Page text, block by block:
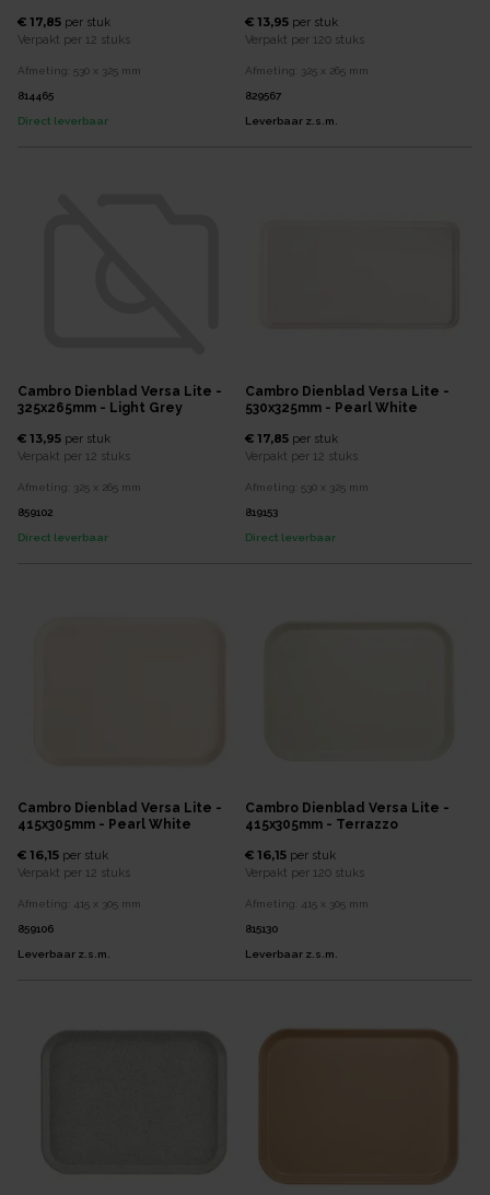
€ 17,85 per stuk
Verpakt per 12 stuks
Afmeting: 530 x 325 mm
814465
Direct leverbaar
€ 13,95 per stuk
Verpakt per 120 stuks
Afmeting: 325 x 265 mm
829567
Leverbaar z.s.m.
Cambro Dienblad Versa Lite -
325x265mm - Light Grey
€ 13,95 per stuk
Verpakt per 12 stuks
Afmeting: 325 x 265 mm
859102
Direct leverbaar
Cambro Dienblad Versa Lite -
530x325mm - Pearl White
€ 17,85 per stuk
Verpakt per 12 stuks
Afmeting: 530 x 325 mm
819153
Direct leverbaar
Cambro Dienblad Versa Lite -
415x305mm - Pearl White
€ 16,15 per stuk
Verpakt per 12 stuks
Afmeting: 415 x 305 mm
859106
Leverbaar z.s.m.
Cambro Dienblad Versa Lite -
415x305mm - Terrazzo
€ 16,15 per stuk
Verpakt per 120 stuks
Afmeting: 415 x 305 mm
815130
Leverbaar z.s.m.